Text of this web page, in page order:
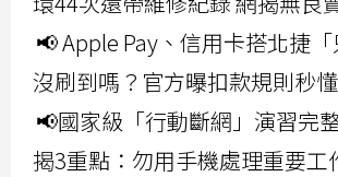
📢 Apple Pay、信用卡搭北捷
沒刷到嗎？官方曝扣款規則秒懂
📢國家級「行動斷網」演習完
揭3重點：勿用手機處理重要工